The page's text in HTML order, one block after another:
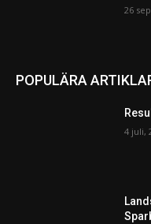
26
POPULÄRA
4 juli,